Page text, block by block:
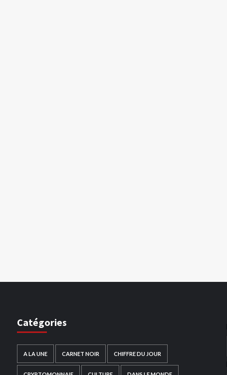
Catégories
A LA UNE CARNET NOIR CHIFFRE DU JOUR